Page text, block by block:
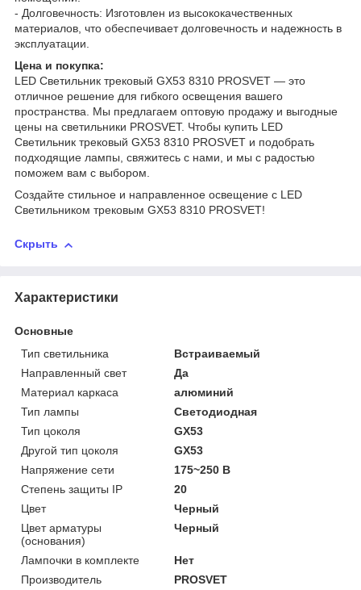
- Долговечность: Изготовлен из высококачественных
материалов, что обеспечивает долговечность и надежность в
эксплуатации.
Цена и покупка:
LED Светильник трековый GX53 8310 PROSVET — это
отличное решение для гибкого освещения вашего
пространства. Мы предлагаем оптовую продажу и выгодные
цены на светильники PROSVET. Чтобы купить LED
Светильник трековый GX53 8310 PROSVET и подобрать
подходящие лампы, свяжитесь с нами, и мы с радостью
поможем вам с выбором.
Создайте стильное и направленное освещение с LED
Светильником трековым GX53 8310 PROSVET!
Скрыть
Характеристики
Основные
Тип светильника
Встраиваемый
Направленный свет
Да
Материал каркаса
алюминий
Тип лампы
Светодиодная
Тип цоколя
GX53
Другой тип цоколя
GX53
Напряжение сети
175~250 В
Степень защиты IP
20
Цвет
Черный
Цвет арматуры
(основания)
Черный
Лампочки в комплекте
Нет
Производитель
PROSVET